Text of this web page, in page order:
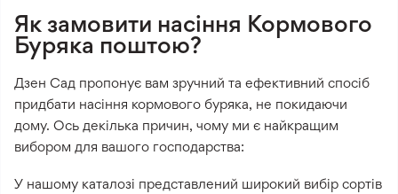
Як замовити насіння Кормового
Буряка поштою?
Дзен Сад пропонує вам зручний та ефективний спосіб
придбати насіння кормового буряка, не покидаючи
дому. Ось декілька причин, чому ми є найкращим
вибором для вашого господарства:
У нашому каталозі представлений широкий вибір сортів